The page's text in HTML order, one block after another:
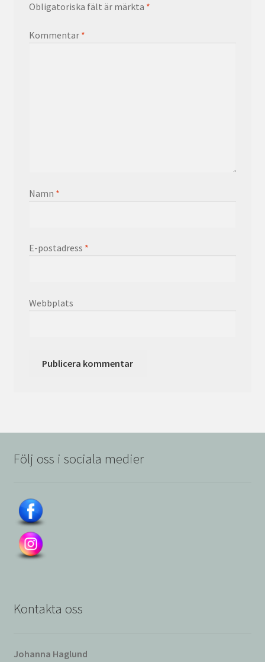
Obligatoriska fält är märkta *
Kommentar *
Namn *
E-postadress *
Webbplats
Följ oss i sociala medier
Kontakta oss
Johanna Haglund